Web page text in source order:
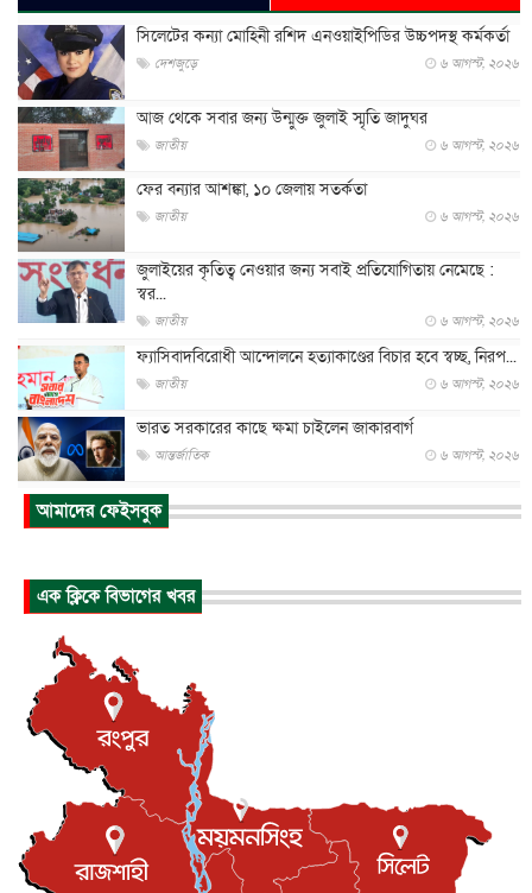
সিলেটের কন্যা মোহিনী রশিদ এনওয়াইপিডির উচ্চপদস্থ কর্মকর্তা
দেশজুড়ে ৬ আগস্ট, ২০২৬
আজ থেকে সবার জন্য উন্মুক্ত জুলাই স্মৃতি জাদুঘর
জাতীয় ৬ আগস্ট, ২০২৬
ফের বন্যার আশঙ্কা, ১০ জেলায় সতর্কতা
জাতীয় ৬ আগস্ট, ২০২৬
জুলাইয়ের কৃতিত্ব নেওয়ার জন্য সবাই প্রতিযোগিতায় নেমেছে :
স্বর...
জাতীয় ৬ আগস্ট, ২০২৬
ফ্যাসিবাদবিরোধী আন্দোলনে হত্যাকাণ্ডের বিচার হবে স্বচ্ছ, নিরপ...
জাতীয় ৬ আগস্ট, ২০২৬
ভারত সরকারের কাছে ক্ষমা চাইলেন জাকারবার্গ
আন্তর্জাতিক ৬ আগস্ট, ২০২৬
আকাশে ট্রাম্পের হেলিকপ্টার ও যাত্রীবাহী বিমান মুখোমুখি, তদন্...
আন্তর্জাতিক
আন্তর্জাতিক ৬ আগস্ট, ২০২৬
টি-টোয়েন্টি ইতিহাসের সর্বোচ্চ রানের মালিক এখন জস বাটলার
বস্তিতে কেটেছে শৈশব, আজ মুম্বাইয়ে দুই বাড়ির মালিক
বিনোদন ৬ আগস্ট, ২০২৬
যুক্তরাজ্যে বসবাসরত জাতীয়তাবাদী কুলাউড়াবাসীর মত বিনিময়
সভা...
আমাদের ফেইসবুক
এক ক্লিকে বিভাগের খবর